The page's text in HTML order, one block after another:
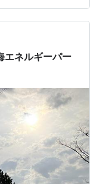
。。…
エネルギーパー